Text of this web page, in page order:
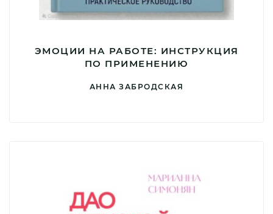
ЭМОЦИИ НА РАБОТЕ: ИНСТРУКЦИЯ
ПО ПРИМЕНЕНИЮ
АННА ЗАБРОДСКАЯ